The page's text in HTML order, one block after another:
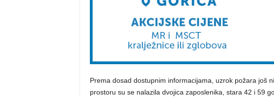
Prema dosad dostupnim informacijama, uzrok požara još
prostoru su se nalazila dvojica zaposlenika, stara 42 i 59